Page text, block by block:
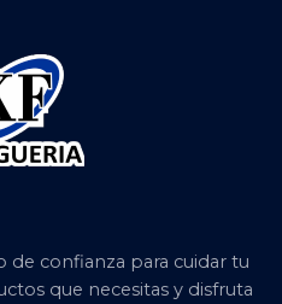
de confianza para cuidar tu
que necesitas y disfruta